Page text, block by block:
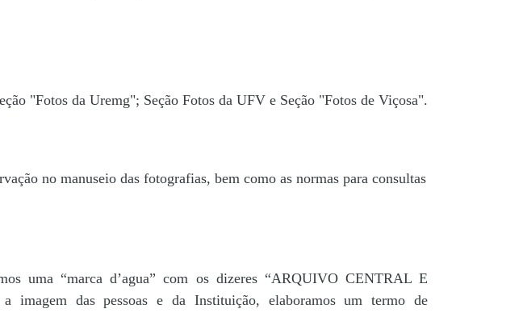
"Fotos da Uremg"; Seção Fotos da UFV e Seção "Fotos de Viçosa".
no manuseio das fotografias, bem como as normas para consultas
uma “marca d’agua” com os dizeres “ARQUIVO CENTRAL E
das pessoas e da Instituição, elaboramos um termo de